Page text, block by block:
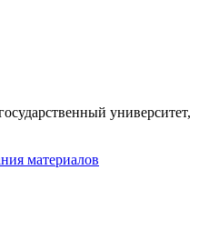
университет,
материалов